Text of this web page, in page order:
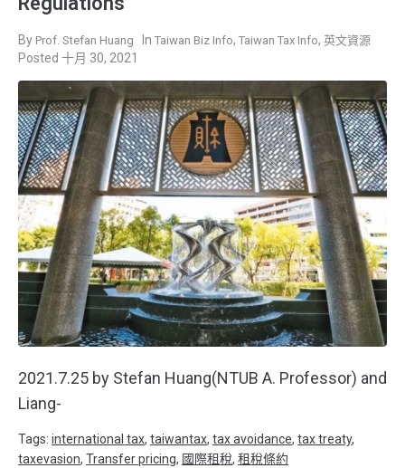
Prof. Stefan Huang Taiwan Biz Info, Taiwan Tax Info, 英文資源
十月 30, 2021
2021.7.25 by Stefan Huang(NTUB A. Professor) and
Liang-
Tags: international tax, taiwantax, tax avoidance, tax treaty,
taxevasion, Transfer pricing, 國際租稅, 租稅條約